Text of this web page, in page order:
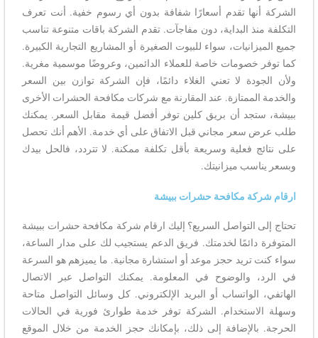
الشركة أنها تقدم أسعارًا شفافة بدون أي رسوم خفية. أنت تعرف
التكلفة منذ البداية، دون مفاجآت. تقدم الشركة باقات متنوعة تناسب
جميع الميزانيات، سواء للبيوت الصغيرة أو المشاريع التجارية الكبيرة.
كما توفر خصومات خاصة للعملاء الدائمين، وعروضًا موسمية مغرية.
ولأن الجودة لا تعني الغلاء دائمًا، فإن الشركة توازن بين السعر
والخدمة الممتازة. عند المقارنة مع شركات مكافحة الحشرات الأخرى
ببيشة، ستجد أن بريق كلين توفر أفضل قيمة مقابل السعر. يمكنك
طلب عرض سعر مجاني قبل الاتفاق على أي خدمة. الأهم أنك تحصل
على نتائج فعلية وسريعة بأقل تكلفة ممكنة. لا تتردد، فالحل بيدك
وبسعر يناسب ميزانيتك.
ارقام شركة مكافحة حشرات ببيشة
تحتاج إلى التواصل السريع؟ إليك ارقام شركة مكافحة حشرات ببيشة
المتوفرة دائمًا لخدمتك. فريق الدعم يستجيب لك على مدار الساعة،
سواء كنت تريد حجز موعد أو استشارة مجانية. ما يميزهم هو السرعة
في الرد، والوضوح في المعلومة. يمكنك التواصل عبر الاتصال
الهاتفي، الواتساب أو البريد الإلكتروني. كل وسائل التواصل متاحة
وسهلة الاستخدام. الشركة توفر خدمة طوارئ فورية في الحالات
الحرجة. بالإضافة إلى ذلك، بإمكانك حجز الخدمة من خلال الموقع